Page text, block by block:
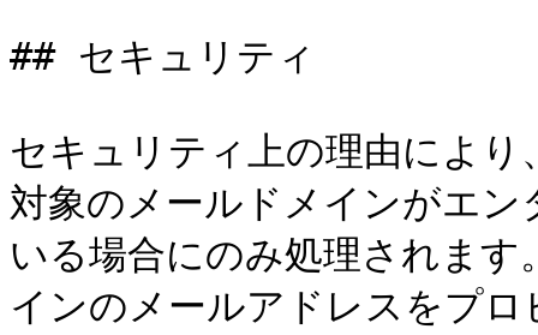
## セキュリティ
セキュリティ上の理由によ
対象のメールドメインがエ
いる場合にのみ処理されま
インのメールアドレスをプ